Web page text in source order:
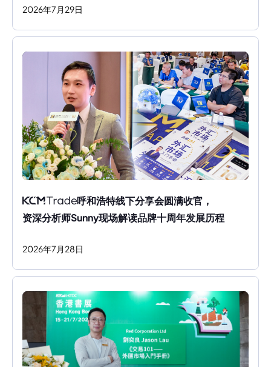
2026年7 月 29日
呼和浩特线下分享会圆满收官，
资深分析师Sunny现场解读品牌十周年发展历程
2026年7 月 28日